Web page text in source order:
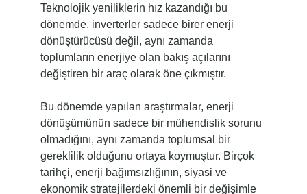
Teknolojik yeniliklerin hız kazandığı bu
dönemde, inverterler sadece birer enerji
dönüştürücüsü değil, aynı zamanda
toplumların enerjiye olan bakış açılarını
değiştiren bir araç olarak öne çıkmıştır.
Bu dönemde yapılan araştırmalar, enerji
dönüşümünün sadece bir mühendislik sorunu
olmadığını, aynı zamanda toplumsal bir
gereklilik olduğunu ortaya koymuştur. Birçok
tarihçi, enerji bağımsızlığının, siyasi ve
ekonomik stratejilerdeki önemli bir değişimle